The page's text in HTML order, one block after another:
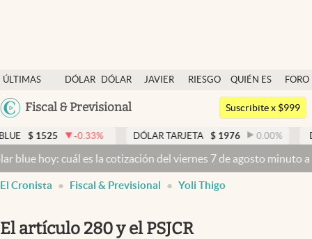
ÚLTIMAS
NOTICIAS
DÓLAR
DÓLAR
JAVIER
RIESGO
QUIÉN ES
QUIÉN
FORO
Argentina
México
Fiscal & Previsional
Dólar
Members
Economía y Política
Finanzas y Mercados
Mercados Online
Suscribite x $999
1525 -0.33 % DÓLAR TARJETA $ 1976 0.00 % DÓLAR
hoy: cuál es la cotización del viernes 7 de agosto minuto a
El Cronista Fiscal & Previsional Yoli Thigo
El artículo 280 y el PSJCR